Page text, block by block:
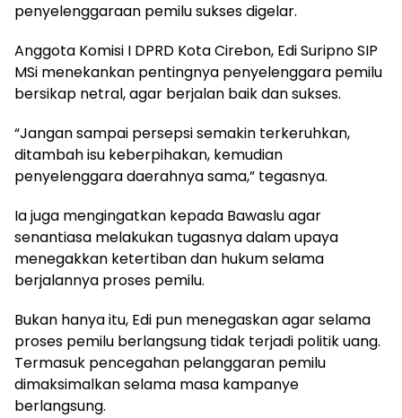
penyelenggaraan pemilu sukses digelar.
Anggota Komisi I DPRD Kota Cirebon, Edi Suripno SIP
MSi menekankan pentingnya penyelenggara pemilu
bersikap netral, agar berjalan baik dan sukses.
“Jangan sampai persepsi semakin terkeruhkan,
ditambah isu keberpihakan, kemudian
penyelenggara daerahnya sama,” tegasnya.
Ia juga mengingatkan kepada Bawaslu agar
senantiasa melakukan tugasnya dalam upaya
menegakkan ketertiban dan hukum selama
berjalannya proses pemilu.
Bukan hanya itu, Edi pun menegaskan agar selama
proses pemilu berlangsung tidak terjadi politik uang.
Termasuk pencegahan pelanggaran pemilu
dimaksimalkan selama masa kampanye
berlangsung.